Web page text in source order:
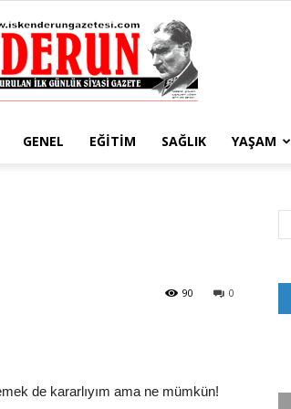
GENEL EĞITIM SAĞLIK YAŞAM
0
90
de kararlıyım ama ne mümkün!